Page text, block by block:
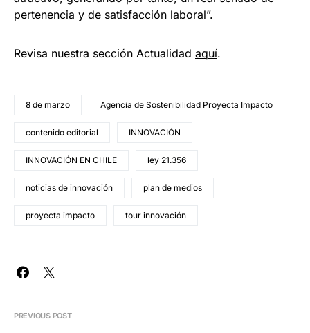
pertenencia y de satisfacción laboral”.
Revisa nuestra sección Actualidad aquí.
8 de marzo Agencia de Sostenibilidad Proyecta Impacto
contenido editorial INNOVACIÓN
INNOVACIÓN EN CHILE ley 21.356
noticias de innovación plan de medios
proyecta impacto tour innovación
PREVIOUS POST